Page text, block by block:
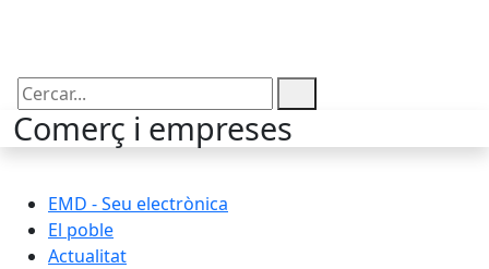
Cercar:
Comerç i empreses
EMD - Seu electrònica
El poble
Actualitat